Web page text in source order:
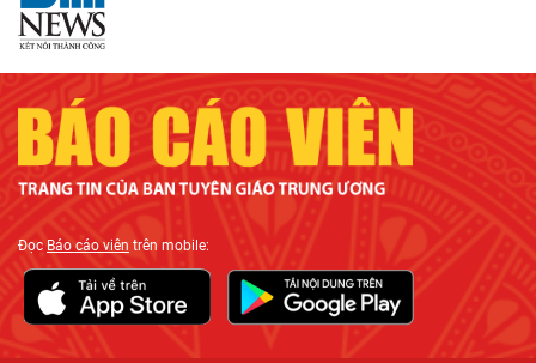
ĐọcBáo cáo viên trên mobile: